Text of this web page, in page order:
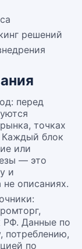
решений
перед
точках
Каждый блок
или
— это
и
описаниях.
РФ. Данные по
потреблению,
по